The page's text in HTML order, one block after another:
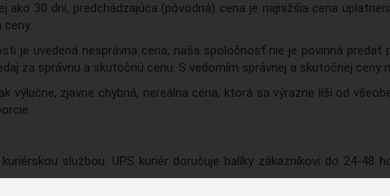
ako 30 dní, predchádzajúca (pôvodná) cena je najnižšia cena
je uvedená nesprávna cena, naša spoločnosť nie je povinná
za správnu a skutočnú cenu. S vedomím správnej a skutočnej
výlučne, zjavne chybná, nereálna cena, ktorá sa výrazne líši od
službou. UPS kuriér doručuje balíky zákazníkovi do 24-48